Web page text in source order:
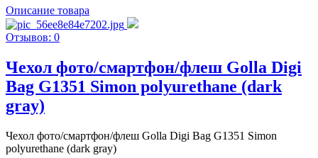
Описание товара
Отзывов: 0
Чехол фото/смартфон/флеш Golla Digi
Bag G1351 Simon polyurethane (dark
gray)
Чехол фото/смартфон/флеш Golla Digi Bag G1351 Simon
polyurethane (dark gray)